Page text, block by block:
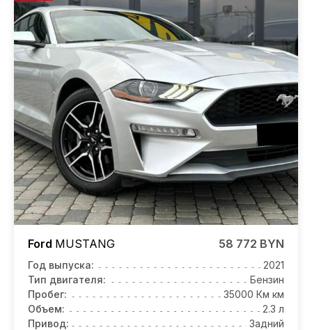
Ford MUSTANG 58 772 BYN
Год выпуска:
2021
Тип двигателя:
Бензин
Пробег:
35000 Км км
Объем:
2.3 л
Привод:
Задний